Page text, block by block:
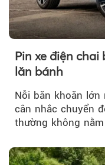
Pin xe điện chai
lăn bánh
Nỗi băn khoăn
cân nhắc chuyển
thường không